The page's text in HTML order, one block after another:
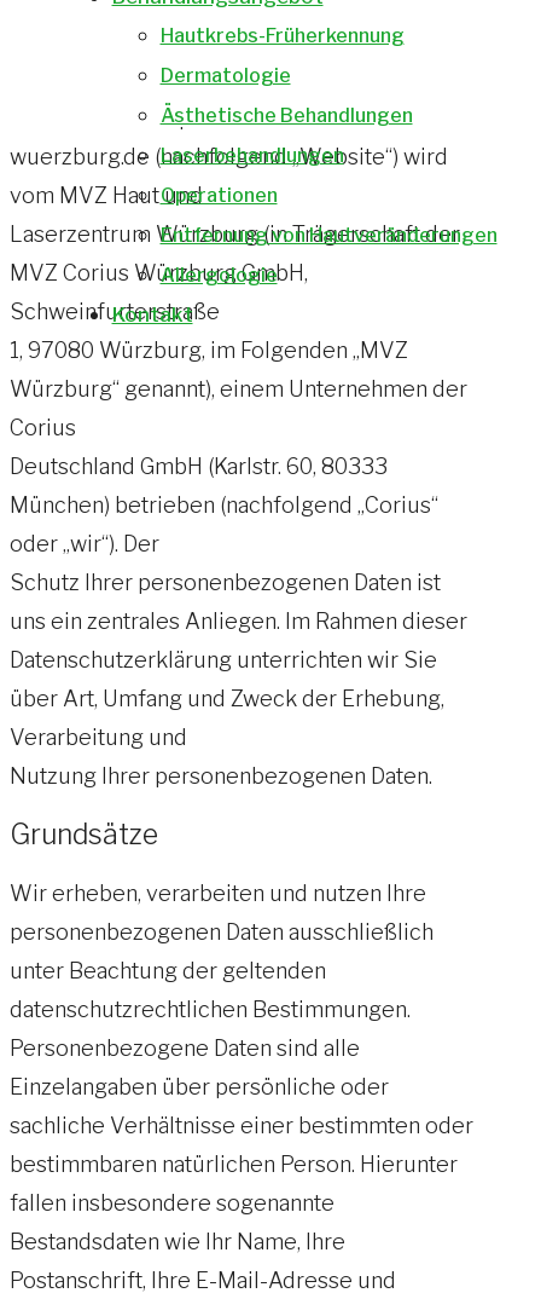
Hautkrebs-Früherkennung
Dermatologie
Ästhetische Behandlungen
Laserbehandlungen
Operationen
Entfernung von Hautveränderungen
Allergologie
Kontakt
Datenschutzerklärung
Die Webseite https://www.hautarzt-
wuerzburg.de (nachfolgend „Website“) wird
vom MVZ Haut und
Laserzentrum Würzburg (in Trägerschaft der
MVZ Corius Würzburg GmbH,
Schweinfurterstraße
1, 97080 Würzburg, im Folgenden „MVZ
Würzburg“ genannt), einem Unternehmen der
Corius
Deutschland GmbH (Karlstr. 60, 80333
München) betrieben (nachfolgend „Corius“
oder „wir“). Der
Schutz Ihrer personenbezogenen Daten ist
uns ein zentrales Anliegen. Im Rahmen dieser
Datenschutzerklärung unterrichten wir Sie
über Art, Umfang und Zweck der Erhebung,
Verarbeitung und
Nutzung Ihrer personenbezogenen Daten.
Grundsätze
Wir erheben, verarbeiten und nutzen Ihre
personenbezogenen Daten ausschließlich
unter Beachtung der geltenden
datenschutzrechtlichen Bestimmungen.
Personenbezogene Daten sind alle
Einzelangaben über persönliche oder
sachliche Verhältnisse einer bestimmten oder
bestimmbaren natürlichen Person. Hierunter
fallen insbesondere sogenannte
Bestandsdaten wie Ihr Name, Ihre
Postanschrift, Ihre E-Mail-Adresse und